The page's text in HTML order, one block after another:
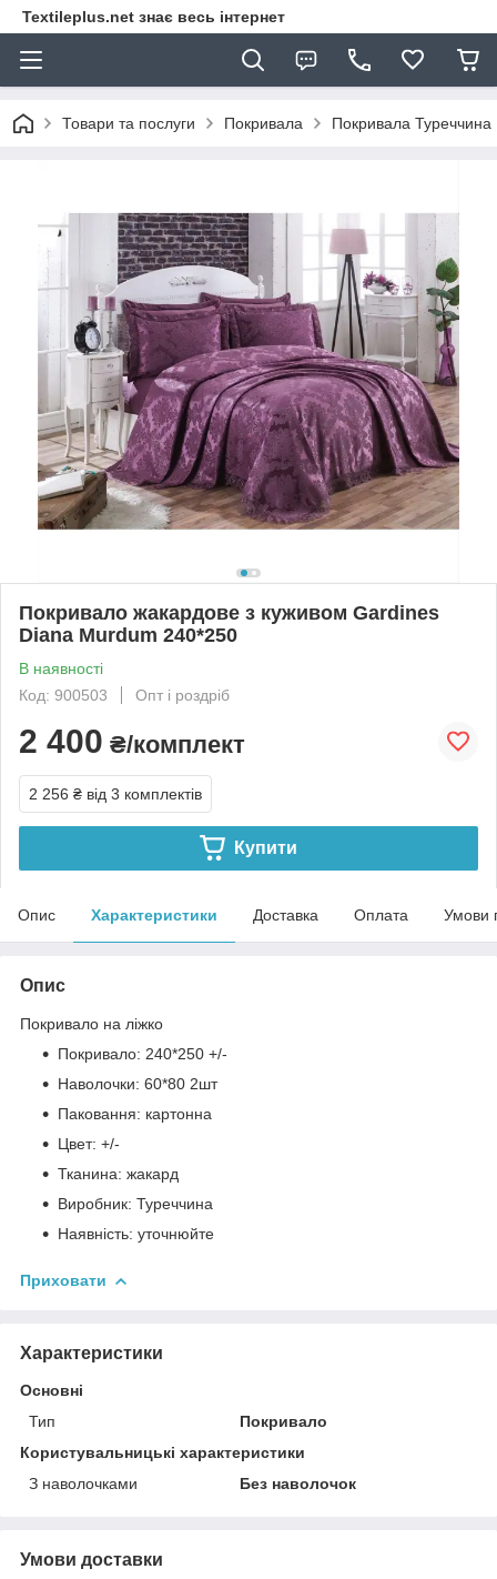
Textileplus.net знає весь інтернет
Товари та послуги Покривала Покривала Туреччина
Покривало жакардове з куживом Gardines
Diana Murdum 240*250
В наявності
Код: 900503
Опт і роздріб
2 400 ₴/комплект
2 256 ₴ від 3 комплектів
Купити
Опис Характеристики Доставка Оплата Умови
Опис
Покривало на ліжко
Покривало: 240*250 +/-
Наволочки: 60*80 2шт
Паковання: картонна
Цвет: +/-
Тканина: жакард
Виробник: Туреччина
Наявність: уточнюйте
Приховати
Характеристики
Основні
Тип
Покривало
Користувальницькі характеристики
З наволочками
Без наволочок
Умови доставки